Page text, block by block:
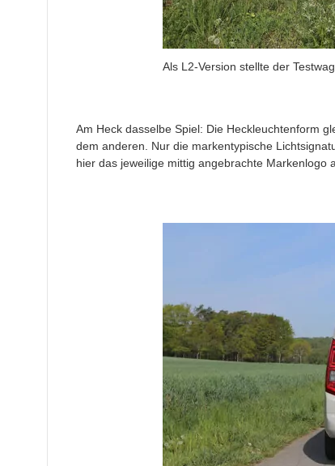
Als L2-Version stellte der
Am Heck dasselbe Spiel: Die Heckleuchtenform
dem anderen. Nur die markentypische
hier das jeweilige mittig angebrachte Markenlogo